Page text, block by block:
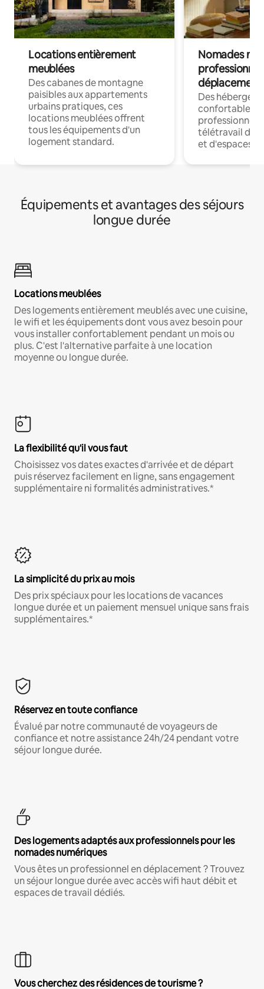
Locations entièrement
meublées
Des cabanes de montagne
paisibles aux appartements
urbains pratiques, ces
locations meublées offrent
tous les équipements d'un
logement standard.
Nomades
déplacement
Des
confortables
professionnels
télétravail
et d'espaces
Équipements et avantages des séjours
longue durée
Locations meublées
Des logements entièrement meublés avec une cuisine,
le wifi et les équipements dont vous avez besoin pour
vous installer confortablement pendant un mois ou
plus. C'est l'alternative parfaite à une location
moyenne ou longue durée.
La flexibilité qu'il vous faut
Choisissez vos dates exactes d'arrivée et de départ
puis réservez facilement en ligne, sans engagement
supplémentaire ni formalités administratives.*
La simplicité du prix au mois
Des prix spéciaux pour les locations de vacances
longue durée et un paiement mensuel unique sans frais
supplémentaires.*
Réservez en toute confiance
Évalué par notre communauté de voyageurs de
confiance et notre assistance 24h/24 pendant votre
séjour longue durée.
Des logements adaptés aux professionnels pour les
nomades numériques
Vous êtes un professionnel en déplacement ? Trouvez
un séjour longue durée avec accès wifi haut débit et
espaces de travail dédiés.
Vous cherchez des résidences de tourisme ?